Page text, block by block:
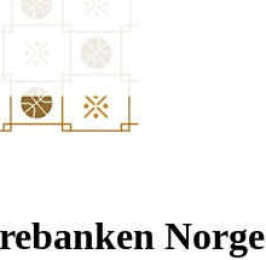
Norge